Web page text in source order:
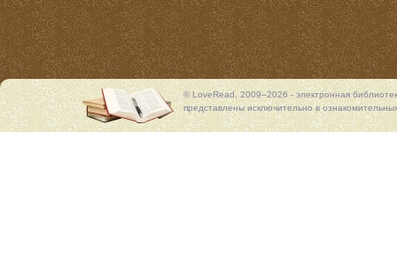
© LoveRead, 2009–2026 - электронная
представлены исключительно в